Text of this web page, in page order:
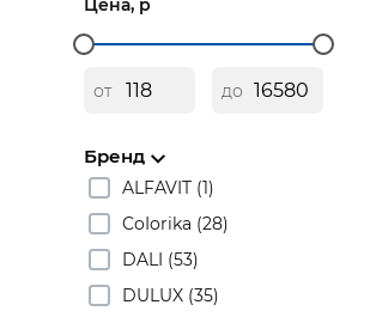
Цена, р
от до
Бренд
ALFAVIT (1)
CoIorika (28)
DALI (53)
DULUX (35)